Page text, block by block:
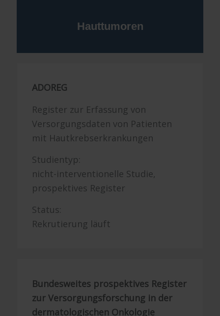
Hauttumoren
ADOREG
Register zur Erfassung von
Versorgungsdaten von Patienten
mit Hautkrebserkrankungen
Studientyp:
nicht-interventionelle Studie,
prospektives Register
Status:
Rekrutierung läuft
Bundesweites prospektives Register
zur Versorgungsforschung in der
dermatologischen Onkologie